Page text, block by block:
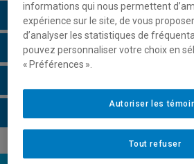
Description du cours
Horaire - Été 2026
informations qui nous permettent
expérience sur le site, de vous
d’analyser les statistiques de
pouvez personnaliser votre choix en
« Préférences ».
Tout refuser
Autoriser les